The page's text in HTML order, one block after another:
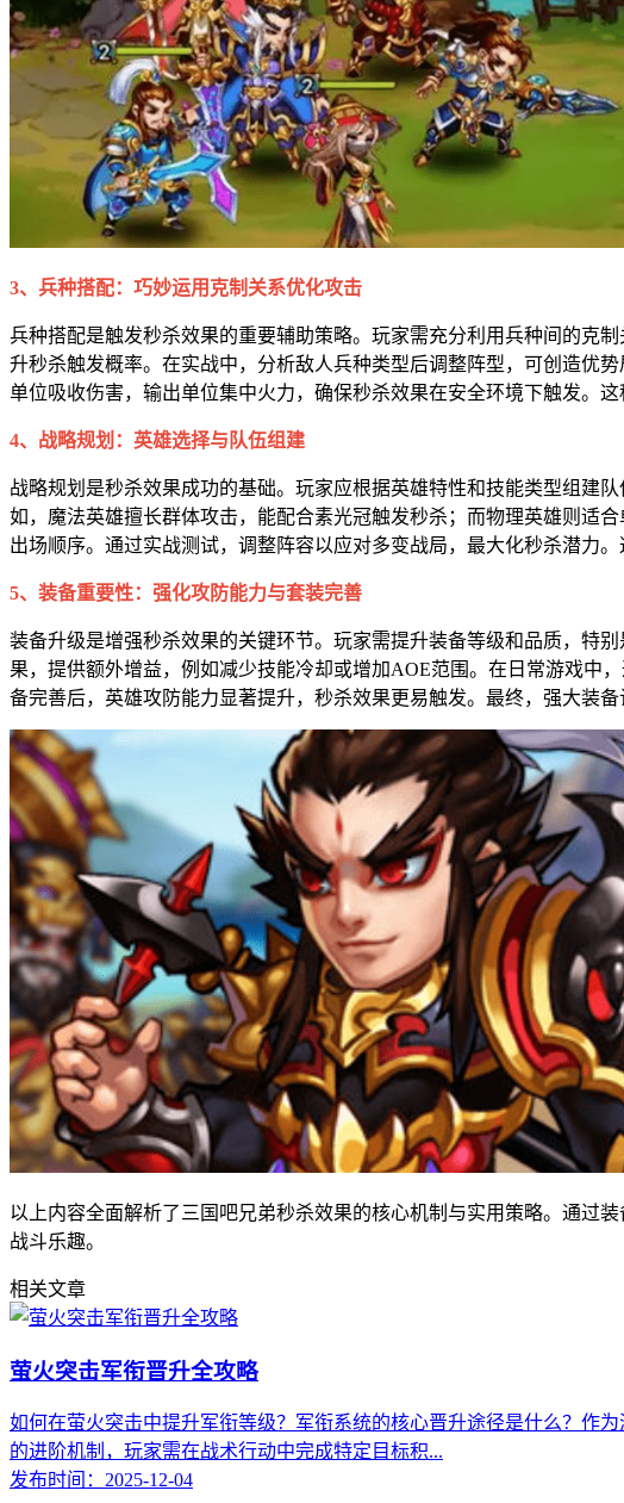
3、兵种搭配：巧妙运用克制关系优化攻击
兵种搭配是触发秒杀效果的重要辅助策略。玩家需充分利用兵种间的克
升秒杀触发概率。在实战中，分析敌人兵种类型后调整阵型，可创造优
单位吸收伤害，输出单位集中火力，确保秒杀效果在安全环境下触发。
4、战略规划：英雄选择与队伍组建
战略规划是秒杀效果成功的基础。玩家应根据英雄特性和技能类型组建
如，魔法英雄擅长群体攻击，能配合素光冠触发秒杀；而物理英雄则适
出场顺序。通过实战测试，调整阵容以应对多变战局，最大化秒杀潜力
5、装备重要性：强化攻防能力与套装完善
装备升级是增强秒杀效果的关键环节。玩家需提升装备等级和品质，特
果，提供额外增益，例如减少技能冷却或增加AOE范围。在日常游戏中
备完善后，英雄攻防能力显著提升，秒杀效果更易触发。最终，强大装
以上内容全面解析了三国吧兄弟秒杀效果的核心机制与实用策略。通过
战斗乐趣。
相关文章
萤火突击军衔晋升全攻略
如何在萤火突击中提升军衔等级？军衔系统的核心晋升途径是什么？作
的进阶机制，玩家需在战术行动中完成特定目标积...
发布时间：2025-12-04